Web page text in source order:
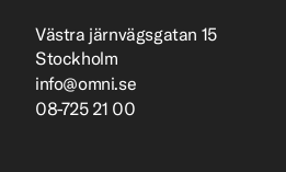
Västra järnvägsgatan 15
Stockholm
info@omni.se
08-725 21 00